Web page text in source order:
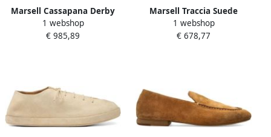
Marsell Cassapana Derby
Schoenen
1 webshop
€ 985,89
Marsell Traccia Suede
Sandals
1 webshop
€ 678,77